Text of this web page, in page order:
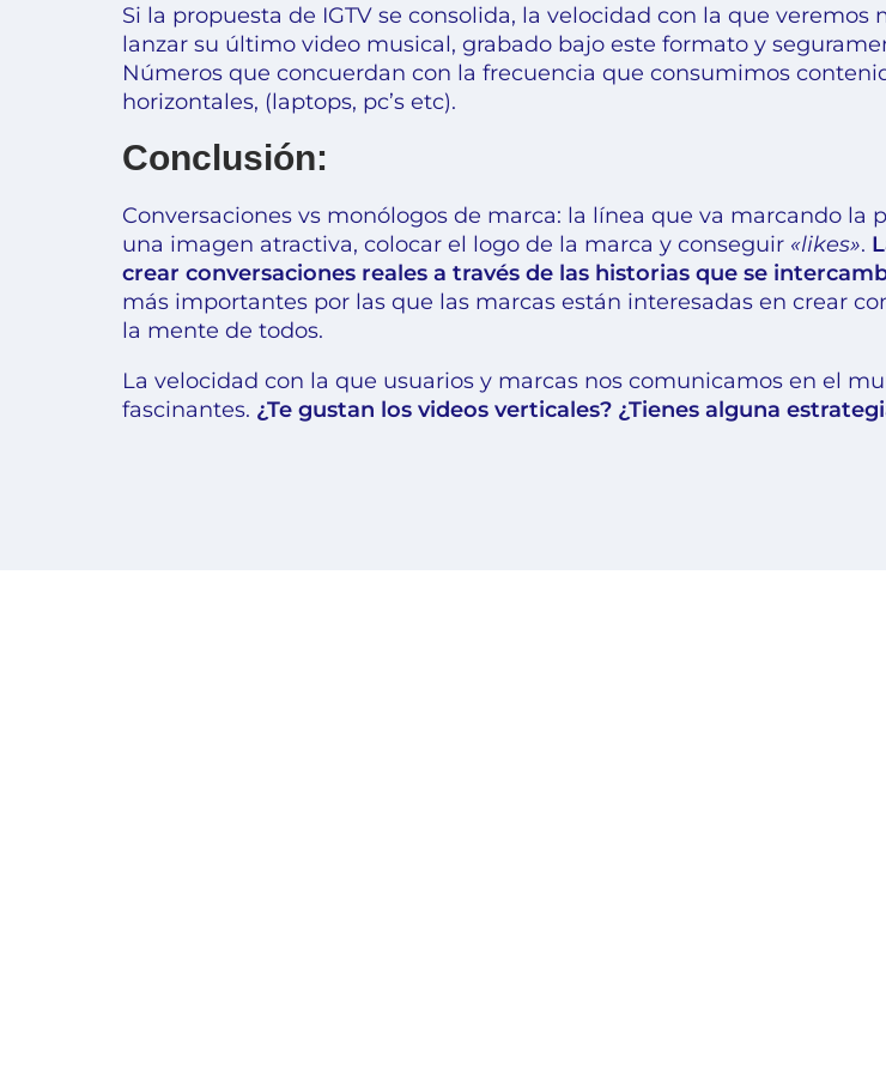
Si la propuesta de IGTV se consolida, la velocidad con la que
lanzar su último video musical, grabado bajo este formato y
Números que concuerdan con la frecuencia que consumimos
horizontales, (laptops, pc’s etc).
Conclusión:
Conversaciones vs monólogos de marca: la línea que va marcando la
una imagen atractiva, colocar el logo de la marca y conseguir «likes».
crear conversaciones reales a través de las historias que se
más importantes por las que las marcas están interesadas en crear
la mente de todos.
La velocidad con la que usuarios y marcas nos comunicamos en el
fascinantes. ¿Te gustan los videos verticales? ¿Tienes alguna